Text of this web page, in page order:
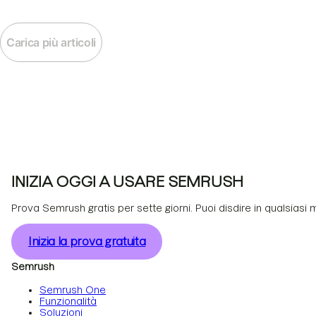
Carica più articoli
INIZIA OGGI A USARE SEMRUSH
Prova Semrush gratis per sette giorni. Puoi disdire in qualsiasi
Inizia la prova gratuita
Semrush
Semrush One
Funzionalità
Soluzioni